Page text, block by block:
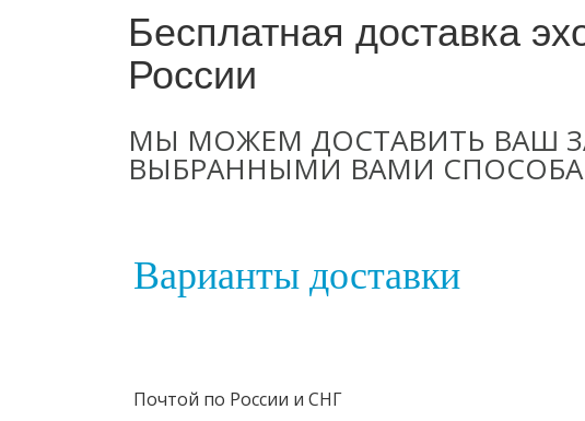
Бесплатная доставка
России
МЫ МОЖЕМ ДОСТАВИТЬ ВАШ
ВЫБРАННЫМИ ВАМИ
Варианты доставки
Почтой по России и СНГ